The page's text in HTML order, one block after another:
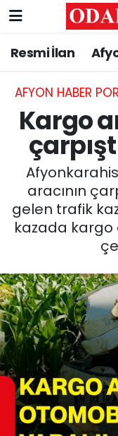
Resmi İlan
AFYON HABER
Kargo
aracının
gelen trafik
kazada kargo
Resmi İlan
ASAYİŞ
GÜNCEL
SİYASET
EĞİTİM
MAGAZİN
SAĞLIK
SPOR
11:11 MANŞET
Nöbetçi
Hava
Trafik
Süper Lig
Tüm
Son Dakika
Haber Arşivi